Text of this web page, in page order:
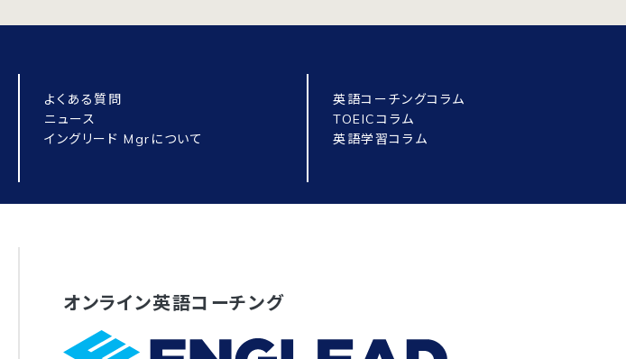
よくある質問
ニュース
イングリード Mgrについて
英語コーチングコラム
TOEICコラム
英語学習コラム
オンライン英語コーチング